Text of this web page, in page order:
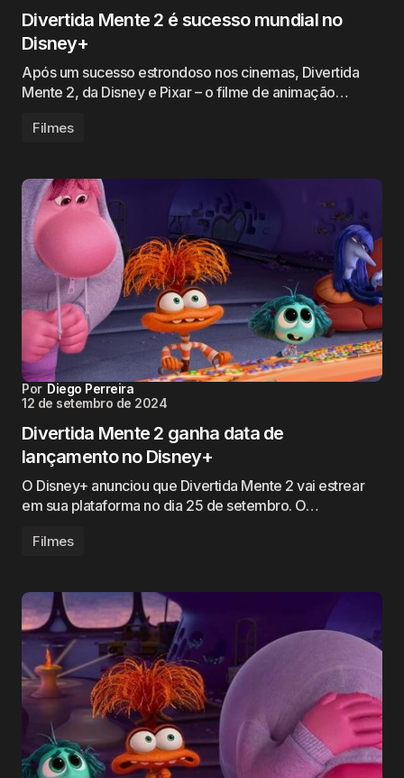
Divertida Mente 2 é sucesso mundial no
Disney+
Após um sucesso estrondoso nos cinemas, Divertida
Mente 2, da Disney e Pixar – o filme de animação…
Filmes
Por Diego Perreira
12 de setembro de 2024
Divertida Mente 2 ganha data de
lançamento no Disney+
O Disney+ anunciou que Divertida Mente 2 vai estrear
em sua plataforma no dia 25 de setembro. O…
Filmes